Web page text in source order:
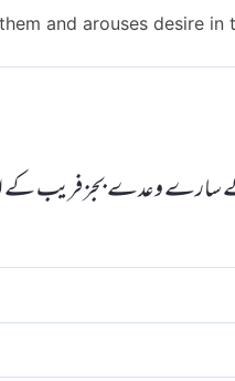
and arouses desire
سارے وعدے بجز فریب کے
نہیں دیتا مگر فریب کے